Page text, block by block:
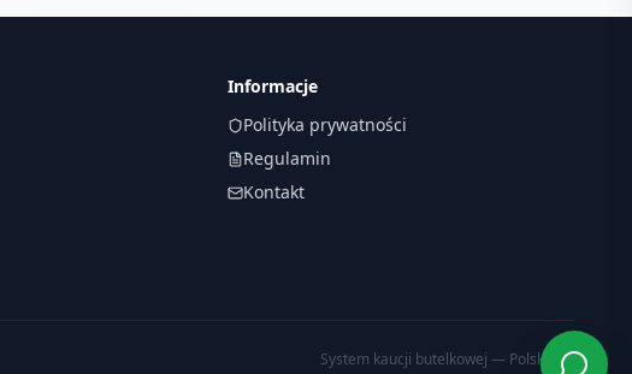
Informacje
Polityka prywatności
Regulamin
Kontakt
System kaucji butelkowej — Polska 🇵🇱